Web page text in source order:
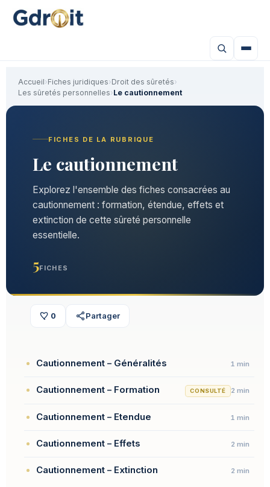
Accueil›Fiches juridiques›Droit des sûretés›
Les sûretés personnelles›Le cautionnement
FICHES DE LA RUBRIQUE
Le cautionnement
Explorez l'ensemble des fiches consacrées au
cautionnement : formation, étendue, effets et
extinction de cette sûreté personnelle
essentielle.
5FICHES
0 Partager
Cautionnement – Généralités 1 min
Cautionnement – Formation CONSULTÉ 2 min
Cautionnement – Etendue 1 min
Cautionnement – Effets 2 min
Cautionnement – Extinction 2 min